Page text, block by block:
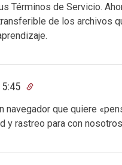
Términos de Servicio.
de los archivos
navegador que quiere
y rastreo para con